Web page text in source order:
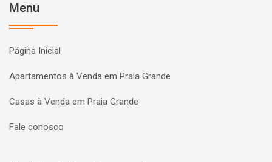
Menu
Página Inicial
Apartamentos à Venda em Praia Grande
Casas à Venda em Praia Grande
Fale conosco